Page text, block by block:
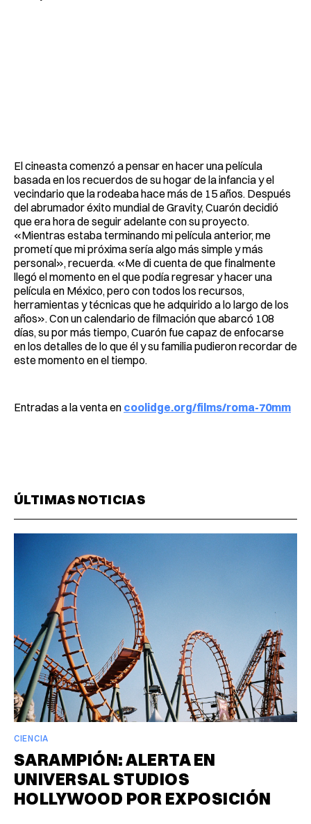
El cineasta comenzó a pensar en hacer una película
basada en los recuerdos de su hogar de la infancia y el
vecindario que la rodeaba hace más de 15 años. Después
del abrumador éxito mundial de Gravity, Cuarón decidió
que era hora de seguir adelante con su proyecto.
«Mientras estaba terminando mi película anterior, me
prometí que mi próxima sería algo más simple y más
personal», recuerda. «Me di cuenta de que finalmente
llegó el momento en el que podía regresar y hacer una
película en México, pero con todos los recursos,
herramientas y técnicas que he adquirido a lo largo de los
años». Con un calendario de filmación que abarcó 108
días, su por más tiempo, Cuarón fue capaz de enfocarse
en los detalles de lo que él y su familia pudieron recordar de
este momento en el tiempo.
Entradas a la venta en coolidge.org/films/roma-70mm
ÚLTIMAS NOTICIAS
CIENCIA
SARAMPIÓN: ALERTA EN
UNIVERSAL STUDIOS
HOLLYWOOD POR EXPOSICIÓN